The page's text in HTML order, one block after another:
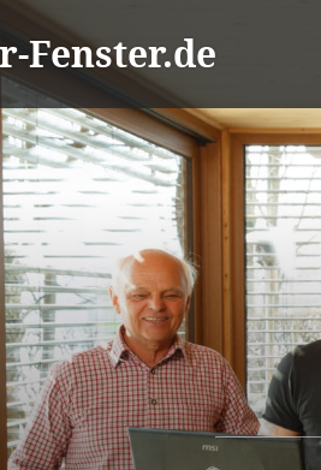
Fenster.de